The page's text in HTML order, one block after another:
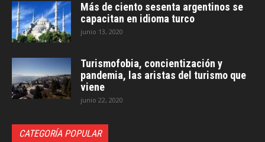
Más de ciento sesenta argentinos se
capacitan en idioma turco
junio 13, 2020
Turismofobia, concientización y
pandemia, las aristas del turismo que
viene
junio 22, 2020
CATEGORÍA POPULAR